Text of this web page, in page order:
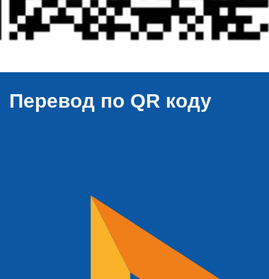
Перевод по QR коду